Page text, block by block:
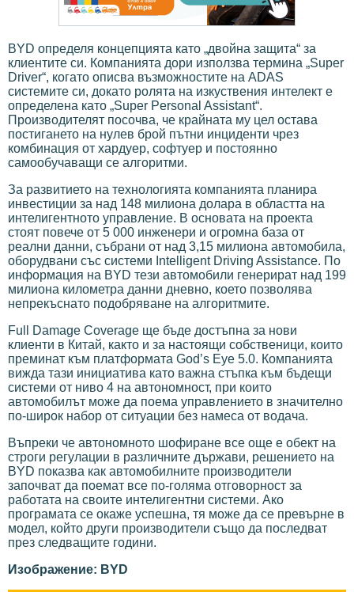
BYD определя концепцията като „двойна защита“ за
клиентите си. Компанията дори използва термина „Super
Driver“, когато описва възможностите на ADAS
системите си, докато ролята на изкуствения интелект е
определена като „Super Personal Assistant“.
Производителят посочва, че крайната му цел остава
постигането на нулев брой пътни инциденти чрез
комбинация от хардуер, софтуер и постоянно
самообучаващи се алгоритми.
За развитието на технологията компанията планира
инвестиции за над 148 милиона долара в областта на
интелигентното управление. В основата на проекта
стоят повече от 5 000 инженери и огромна база от
реални данни, събрани от над 3,15 милиона автомобила,
оборудвани със системи Intelligent Driving Assistance. По
информация на BYD тези автомобили генерират над 199
милиона километра данни дневно, което позволява
непрекъснато подобряване на алгоритмите.
Full Damage Coverage ще бъде достъпна за нови
клиенти в Китай, както и за настоящи собственици, които
преминат към платформата God’s Eye 5.0. Компанията
вижда тази инициатива като важна стъпка към бъдещи
системи от ниво 4 на автономност, при които
автомобилът може да поема управлението в значително
по-широк набор от ситуации без намеса от водача.
Въпреки че автономното шофиране все още е обект на
строги регулации в различните държави, решението на
BYD показва как автомобилните производители
започват да поемат все по-голяма отговорност за
работата на своите интелигентни системи. Ако
програмата се окаже успешна, тя може да се превърне в
модел, който други производители също да последват
през следващите години.
Изображение: BYD